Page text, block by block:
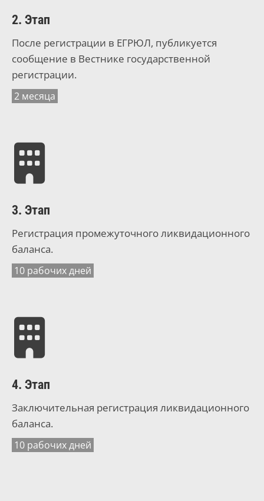
2. Этап
После регистрации в ЕГРЮЛ, публикуется
сообщение в Вестнике государственной
регистрации.
2 месяца
3. Этап
Регистрация промежуточного ликвидационного
баланса.
10 рабочих дней
4. Этап
Заключительная регистрация ликвидационного
баланса.
10 рабочих дней